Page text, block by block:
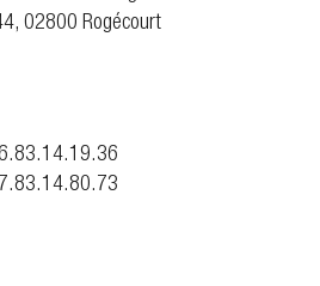
02800 Rogécourt